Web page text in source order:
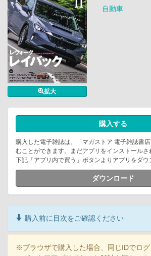
拡大
自動車
購入する
購入した電子雑誌は、「マガストア 電子雑誌書
むことができます。まだアプリをインストールさ
下記「アプリ内で買う」ボタンよりアプリをダウ
ダウンロード
購入前に目次をご確認ください
※ブラウザで購入した場合、同じIDでロ